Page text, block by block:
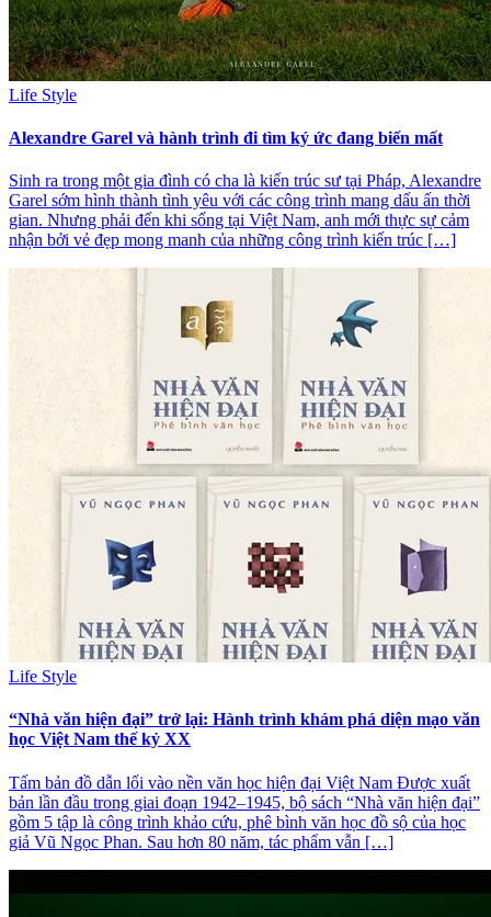
Life Style
Alexandre Garel và hành trình đi tìm ký ức đang biến mất
Sinh ra trong một gia đình có cha là kiến trúc sư tại Pháp, Alexandre
Garel sớm hình thành tình yêu với các công trình mang dấu ấn thời
gian. Nhưng phải đến khi sống tại Việt Nam, anh mới thực sự cảm
nhận bởi vẻ đẹp mong manh của những công trình kiến trúc […]
Life Style
“Nhà văn hiện đại” trở lại: Hành trình khám phá diện mạo văn
học Việt Nam thế kỷ XX
Tấm bản đồ dẫn lối vào nền văn học hiện đại Việt Nam Được xuất
bản lần đầu trong giai đoạn 1942–1945, bộ sách “Nhà văn hiện đại”
gồm 5 tập là công trình khảo cứu, phê bình văn học đồ sộ của học
giả Vũ Ngọc Phan. Sau hơn 80 năm, tác phẩm vẫn […]